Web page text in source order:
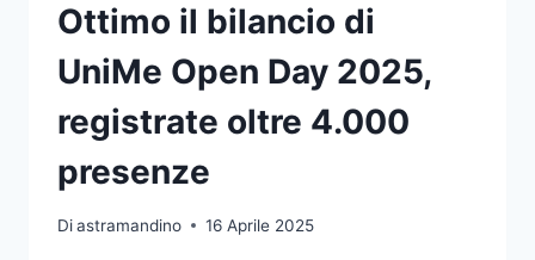
MARZO
AL
CAMPUS
ANNUNZIATA
Ottimo il bilancio di
UniMe Open Day 2025,
registrate oltre 4.000
presenze
Diastramandino 16 Aprile 2025